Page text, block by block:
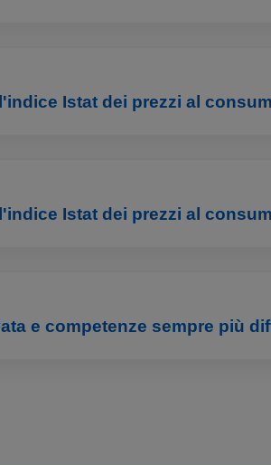
Istat dei prezzi al
Istat dei prezzi al
e competenze sempre più